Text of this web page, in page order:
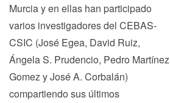
Murcia y en ellas han participado
varios investigadores del CEBAS-
CSIC (José Egea, David Ruiz,
Ángela S. Prudencio, Pedro Martínez
Gomez y José A. Corbalán)
compartiendo sus últimos